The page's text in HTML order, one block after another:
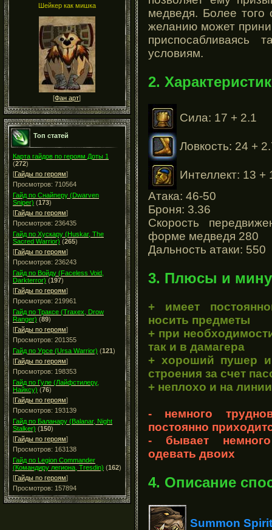
Шейкер как мишка
[Фан арт]
Топ статей
Карта гайдов по героям Доты 1
(272)
[Гайды по героям]
Просмотров: 710564
Гайд по Снайперу (Dwarven
Sniper) (173)
[Гайды по героям]
Просмотров: 236435
Гайд по Хускару (Huskar, The
Sacred Warrior) (265)
[Гайды по героям]
Просмотров: 236243
Гайд по Войду (Faceless Void,
Darkterror) (197)
[Гайды по героям]
Просмотров: 219961
Гайд по Траксе (Traxex, Drow
Ranger) (89)
[Гайды по героям]
Просмотров: 201355
Гайд по Урсе (Ursa Warrior) (121)
[Гайды по героям]
Просмотров: 198353
Гайд по Гуле (Лайфстилеру,
Найксу) (76)
[Гайды по героям]
Просмотров: 193139
Гайд по Баланару (Balanar, Night
Stalker) (150)
[Гайды по героям]
Просмотров: 163138
Гайд по Legion Commander
(Командиру легиона, Tresdin) (162)
[Гайды по героям]
Просмотров: 157894
медведя. Более того
желанию может
приспосабливаясь
условиям.
2.
Сила: 17 + 2.1
Ловкость: 24 +
Интеллект: 13 +
Атака: 46-50
Броня: 3.36
Скорость
форме медведя 280
Дальность атаки: 550
3. Плюсы и
+ имеет
носить предметы
+ при
так и в дамагера
+ хороший пушер
строения за счет
+ неплохо и на
- немного
постоянно
- бывает
одевать двоих
4. Описание
Summon